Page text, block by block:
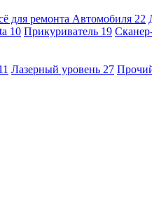
для ремонта Автомобиля 22
10 Прикуриватель 19
Лазерный уровень 27